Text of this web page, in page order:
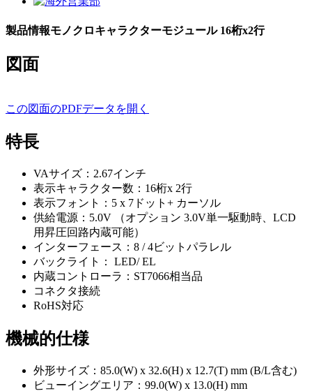
製品情報モノクロキャラクターモジュール 16桁x2行
図面
この図面のPDFデータを開く
特長
VAサイズ：2.67インチ
表示キャラクター数：16桁x 2行
表示フォント：5 x 7ドット+ カーソル
供給電源：5.0V （オプション 3.0V単一駆動時、LCD
用昇圧回路内蔵可能）
インターフェース：8 / 4ビットパラレル
バックライト： LED/ EL
内蔵コントローラ：ST7066相当品
コネクタ接続
RoHS対応
機械的仕様
外形サイズ：85.0(W) x 32.6(H) x 12.7(T) mm (B/L含む)
ビューイングエリア：99.0(W) x 13.0(H) mm